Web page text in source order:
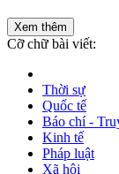
Xem thêm
Cỡ chữ bài viết:
Thời sự
Quốc tế
Báo chí -
Kinh tế
Pháp luật
Xã hội